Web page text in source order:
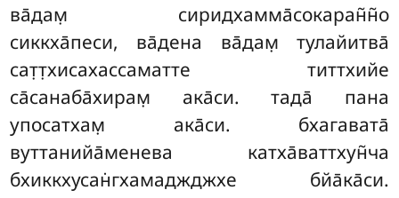
ва̄дам̣ сиридхамма̄сокаран̃н̃о
сиккха̄песи, ва̄дена ва̄дам̣ тулайитва̄
сат̣т̣хисахассаматте титтхийе
са̄санаба̄хирам̣ ака̄си. тада̄ пана
упосатхам̣ ака̄си. бхагавата̄
вуттанийа̄менева катха̄ваттхун̃ча
бхиккхусан̇гхамаджджхе бйа̄ка̄си.